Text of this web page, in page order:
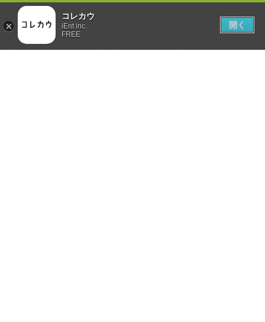
コレカウ
iEnt inc.
FREE
開く